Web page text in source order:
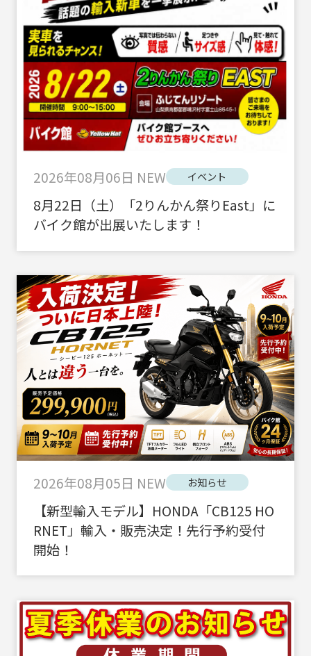
2026年08月06日 NEW イベント
8月22日（土）「2りんかん祭りEast」に
バイク館が出展いたします！
2026年08月05日 NEW お知らせ
【新型輸入モデル】HONDA「CB125 HO
RNET」輸入・販売決定！先行予約受付
開始！